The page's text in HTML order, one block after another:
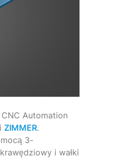
Automation
ZIMMER.
3-
i wałki